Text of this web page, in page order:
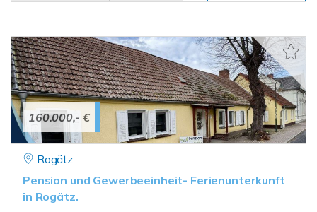
160.000,- €
Rogätz
Pension und Gewerbeeinheit- Ferienunterkunft
in Rogätz.